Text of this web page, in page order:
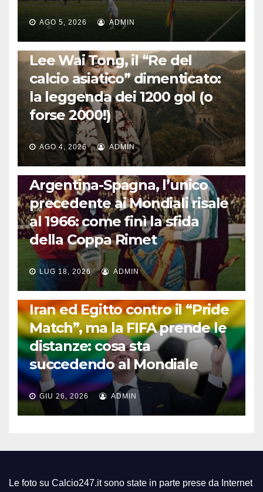
AGO 5, 2026 ADMIN
LA STORIA DEL CALCIO
Lee Wai Tong, il “Re del
calcio asiatico” dimenticato:
la leggenda dei 1200 gol (o
forse 2000!)
AGO 4, 2026 ADMIN
CALCIO INTERNAZIONALE
Argentina-Spagna, l’unico
precedente ai Mondiali risale
al 1966: come finì la sfida
della Coppa Rimet
LUG 18, 2026 ADMIN
FUORI DAL CAMPO: CALCIO, GOSSIP E NON SOLO
Iran ed Egitto contro il “Pride
Match”, ma la FIFA prende le
distanze: cosa sta
succedendo al Mondiale
GIU 26, 2026 ADMIN
Le foto su Calcio247.it sono state in parte prese da Internet